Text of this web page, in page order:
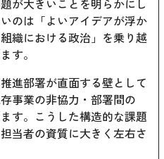
が大きいことを明らかにし
のは「よいアイデアが浮か
織における政治」を乗り越
す。
進部署が直面する壁として
事業の非協力・部署間の
す。こうした構造的な課題
当者の資質に大きく左右さ